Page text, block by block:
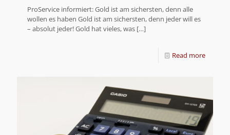
ProService informiert: Gold ist am sichersten, denn alle
wollen es haben Gold ist am sichersten, denn jeder will es
– absolut jeder! Gold hat vieles, was […]
Read more